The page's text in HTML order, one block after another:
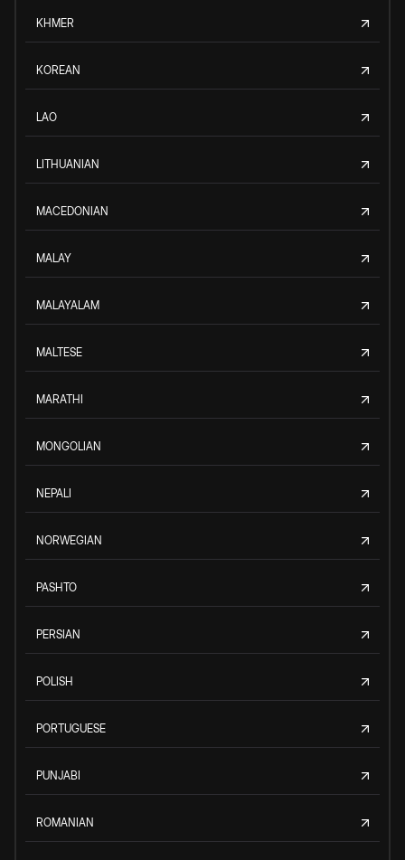
KHMER
KOREAN
LAO
LITHUANIAN
MACEDONIAN
MALAY
MALAYALAM
MALTESE
MARATHI
MONGOLIAN
NEPALI
NORWEGIAN
PASHTO
PERSIAN
POLISH
PORTUGUESE
PUNJABI
ROMANIAN